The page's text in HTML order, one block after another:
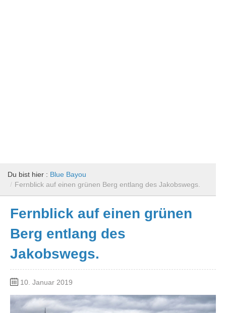
Du bist hier : Blue Bayou
/ Fernblick auf einen grünen Berg entlang des Jakobswegs.
Fernblick auf einen grünen
Berg entlang des
Jakobswegs.
10. Januar 2019